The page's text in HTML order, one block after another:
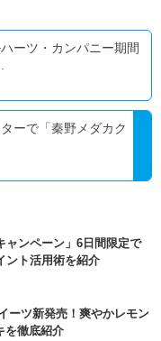
ーツ・カンパニー期間
ーで「秦野メダカク
ャンペーン」6日間限定で
ント活用術を紹介
ーツ新発売！爽やかレモン
を徹底紹介